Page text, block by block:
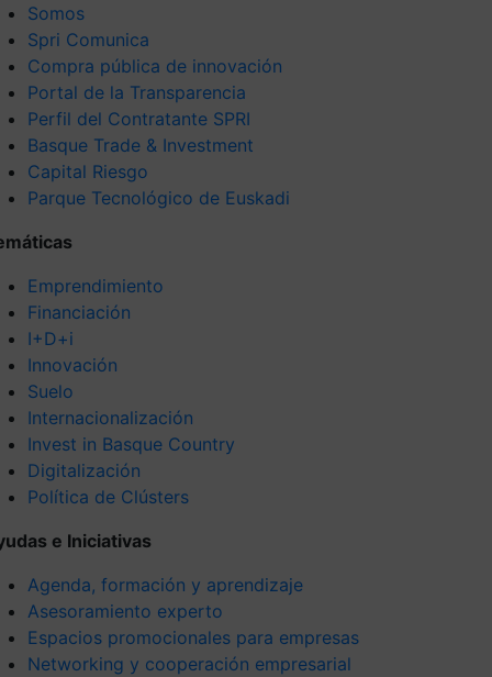
Somos
Spri Comunica
Compra pública de innovación
Portal de la Transparencia
Perfil del Contratante SPRI
Basque Trade & Investment
Capital Riesgo
Parque Tecnológico de Euskadi
Emprendimiento
Financiación
I+D+i
Innovación
Suelo
Internacionalización
Invest in Basque Country
Digitalización
Política de Clústers
e Iniciativas
Agenda, formación y aprendizaje
Asesoramiento experto
Espacios promocionales para empresas
Networking y cooperación empresarial